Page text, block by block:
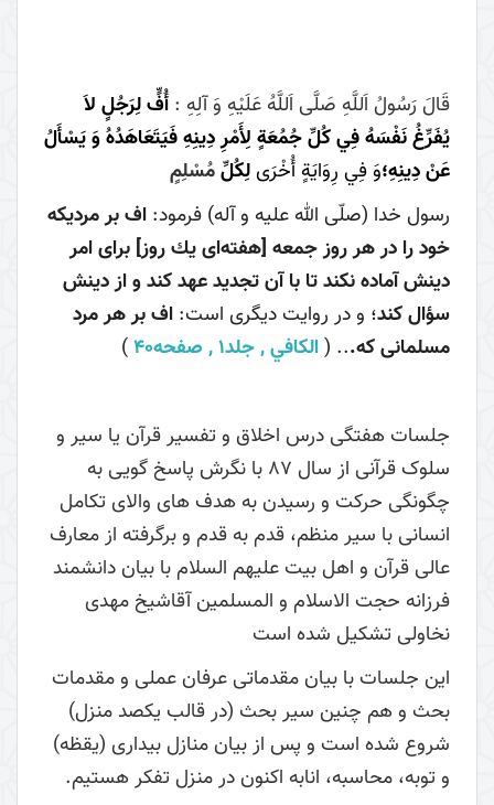
قَالَ رَسُولُ اَللَّهِ صَلَّى اَللَّهُ عَلَيْهِ وَ آلِهِ : أُفٍّ لِرَجُلٍ لاَ
يُفَرِّغُ نَفْسَهُ فِي كُلِّ جُمُعَةٍ لِأَمْرِ دِينِهِ فَيَتَعَاهَدُهُ وَ يَسْأَلُ
عَنْ دِينِهِ؛وَ فِي رِوَايَةٍ أُخْرَىلِكُلِّمُسْلِمٍ
رسول خدا (صلّى الله عليه و آله) فرمود: اف بر مرديكه
خود را در هر روز جمعه [هفته‌اى يك روز] براى امر
دينش آماده نكند تا با آن تجديد عهد كند و از دينش
سؤال كند؛ و در روايت ديگرى است: اف بر هر مرد
مسلمانى كه... (الکافي , جلد۱ , صفحه۴۰ )
جلسات هفتگی درس اخلاق و تفسیر قرآن یا سیر و
سلوک قرآنی از سال 87 با نگرش پاسخ گویی به
چگونگی حرکت و رسیدن به هدف های والای تکامل
انسانی با سیر منظم، قدم به قدم و برگرفته از معارف
عالی قرآن و اهل بیت علیهم السلام با بیان دانشمند
فرزانه حجت الاسلام و المسلمین آقاشیخ مهدی
نخاولی تشکیل شده است
این جلسات با بیان مقدماتی عرفان عملی و مقدمات
بحث و هم چنین سیر بحث (در قالب یکصد منزل)
شروع شده است و پس از بیان منازل بیداری (یقظه)
و توبه، محاسبه، انابه اکنون در منزل تفکر هستیم.